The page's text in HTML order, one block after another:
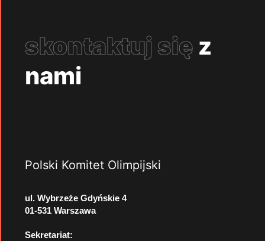
skontaktuj się z
nami
Polski Komitet Olimpijski
ul. Wybrzeże Gdyńskie 4
01-531 Warszawa
Sekretariat: